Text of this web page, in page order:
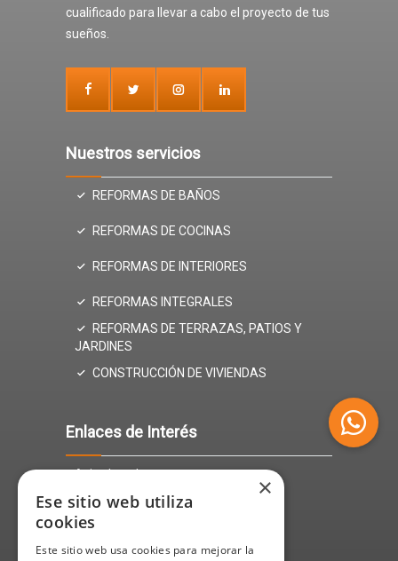
cualificado para llevar a cabo el proyecto de tus
sueños.
Nuestros servicios
REFORMAS DE BAÑOS
REFORMAS DE COCINAS
REFORMAS DE INTERIORES
REFORMAS INTEGRALES
REFORMAS DE TERRAZAS, PATIOS Y
JARDINES
CONSTRUCCIÓN DE VIVIENDAS
Enlaces de Interés
Aviso Legal
Política de Privacidad
Política de cookies
×
Ese sitio web utiliza
cookies
Este sitio web usa cookies para mejorar la